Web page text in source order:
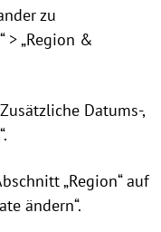
zu
> „Region &
Datums-,
„Region“ auf
ändern“.